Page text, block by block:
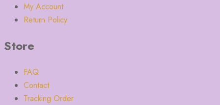
My Account
Return Policy
Store
FAQ
Contact
Tracking Order